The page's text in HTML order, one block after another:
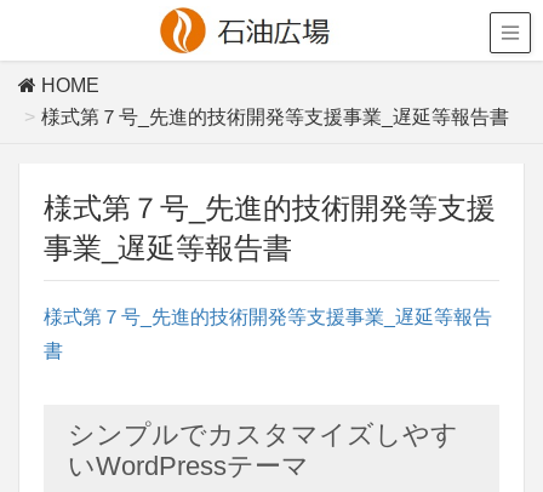
HOME
様式第７号_先進的技術開発等支援事業_遅延等報告書
様式第７号_先進的技術開発等支援
事業_遅延等報告書
様式第７号_先進的技術開発等支援事業_遅延等報告
書
シンプルでカスタマイズしやす
いWordPressテーマ